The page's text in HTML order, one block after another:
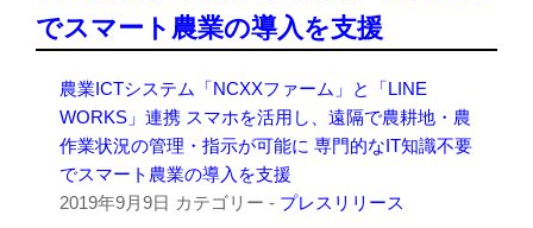
でスマート農業の導入を支援
農業ICTシステム「NCXXファーム」と「LINE
WORKS」連携 スマホを活用し、遠隔で農耕地・農
作業状況の管理・指示が可能に 専門的なIT知識不要
でスマート農業の導入を支援
2019年9月9日 カテゴリー - プレスリリース